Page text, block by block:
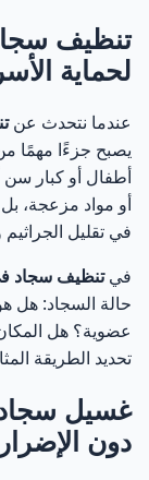
تنظيف
لحماية
عندما نتحدث عن
يصبح جزءًا مهمًا
أطفال أو كبار سن
أو مواد مزعجة،
في تقليل الجراثيم
فيتنظيف سجاد
حالة السجاد: هل
عضوية؟ هل
تحديد الطريقة
غسيل سجاد
دون